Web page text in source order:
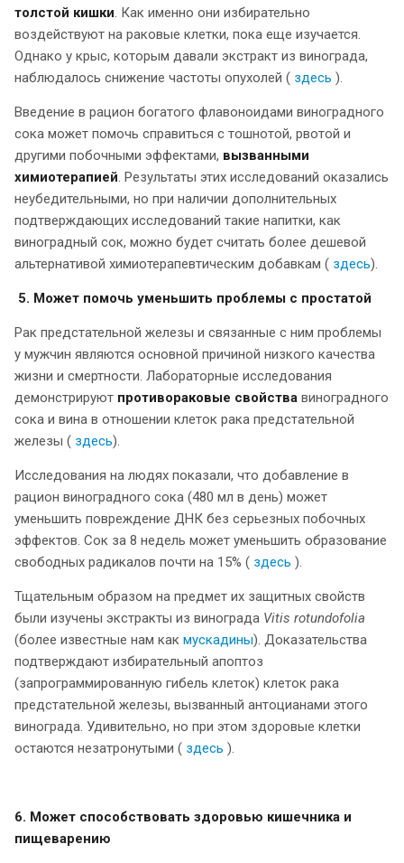
толстой кишки. Как именно они избирательно
воздействуют на раковые клетки, пока еще изучается.
Однако у крыс, которым давали экстракт из винограда,
наблюдалось снижение частоты опухолей ( здесь ).
Введение в рацион богатого флавоноидами виноградного
сока может помочь справиться с тошнотой, рвотой и
другими побочными эффектами, вызванными
химиотерапией. Результаты этих исследований оказались
неубедительными, но при наличии дополнительных
подтверждающих исследований такие напитки, как
виноградный сок, можно будет считать более дешевой
альтернативой химиотерапевтическим добавкам ( здесь).
5. Может помочь уменьшить проблемы с простатой
Рак предстательной железы и связанные с ним проблемы
у мужчин являются основной причиной низкого качества
жизни и смертности. Лабораторные исследования
демонстрируют противораковые свойства виноградного
сока и вина в отношении клеток рака предстательной
железы ( здесь).
Исследования на людях показали, что добавление в
рацион виноградного сока (480 мл в день) может
уменьшить повреждение ДНК без серьезных побочных
эффектов. Сок за 8 недель может уменьшить образование
свободных радикалов почти на 15% ( здесь ).
Тщательным образом на предмет их защитных свойств
были изучены экстракты из винограда Vitis rotundofolia
(более известные нам как мускадины). Доказательства
подтверждают избирательный апоптоз
(запрограммированную гибель клеток) клеток рака
предстательной железы, вызванный антоцианами этого
винограда. Удивительно, но при этом здоровые клетки
остаются незатронутыми ( здесь ).
6. Может способствовать здоровью кишечника и
пищеварению